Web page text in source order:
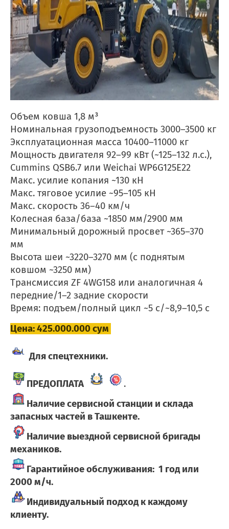
Объем ковша 1,8 м³
Номинальная грузоподъемность 3000–3500 кг
Эксплуатационная масса 10400–11000 кг
Мощность двигателя 92–99 кВт (~125–132 л.с.),
Cummins QSB6.7 или Weichai WP6G125E22
Макс. усилие копания ~130 кН
Макс. тяговое усилие ~95–105 кН
Макс. скорость 36–40 км/ч
Колесная база/база ~1850 мм/2900 мм
Минимальный дорожный просвет ~365–370
мм
Высота шеи ~3220–3270 мм (с поднятым
ковшом ~3250 мм)
Трансмиссия ZF 4WG158 или аналогичная 4
передние/1–2 задние скорости
Время: подъем/полный цикл ~5 с/~8,9–10,5 с
Цена: 425.000.000 сум
Для спецтехники.
ПРЕДОПЛАТА
.
Наличие сервисной станции и склада
запасных частей в Ташкенте.
Наличие выездной сервисной бригады
механиков.
Гарантийное обслуживания: 1 год или
2000 м/ч.
Индивидуальный подход к каждому
клиенту.